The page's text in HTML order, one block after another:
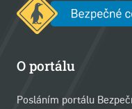
O portálu
Posláním portálu